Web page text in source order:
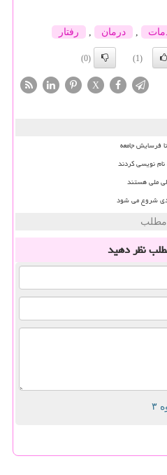
, درمان , رفتار
(1)
(0)
X
فرسایش جامعه
ملی هستند
شروع می شود
مطلب
نظر دهید